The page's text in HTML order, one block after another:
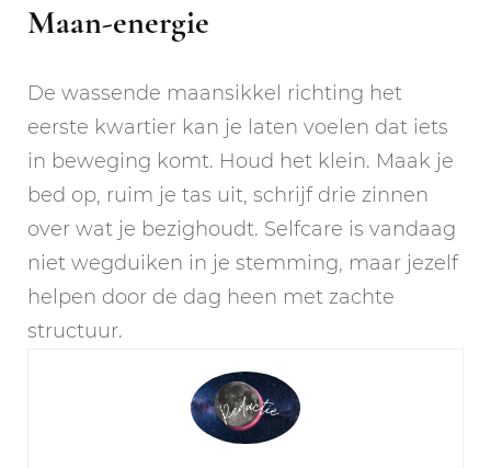
Maan-energie
De wassende maansikkel richting het
eerste kwartier kan je laten voelen dat iets
in beweging komt. Houd het klein. Maak je
bed op, ruim je tas uit, schrijf drie zinnen
over wat je bezighoudt. Selfcare is vandaag
niet wegduiken in je stemming, maar jezelf
helpen door de dag heen met zachte
structuur.